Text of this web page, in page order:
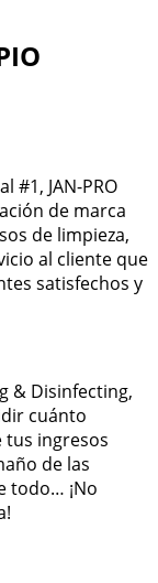
#1, JAN-PRO
de marca
de limpieza,
al cliente que
satisfechos y
& Disinfecting,
cuánto
tus ingresos
de las
todo… ¡No